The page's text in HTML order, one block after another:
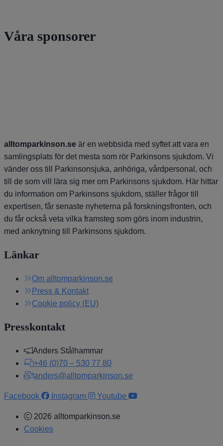
Våra sponsorer
alltomparkinson.se är en webbsida med syftet att vara en
samlingsplats för det mesta som rör Parkinsons sjukdom. Vi
vänder oss till Parkinsonsjuka, anhöriga, vårdpersonal, och
till de som vill lära sig mer om Parkinsons sjukdom. Här hittar
du information om Parkinsons sjukdom, ställer frågor till
expertisen, får senaste nyheterna på forskningsfronten, och
du får också veta vilka framsteg som görs inom industrin,
med anknytning till Parkinsons sjukdom.
Länkar
Om alltomparkinson.se
Press & Kontakt
Cookie policy (EU)
Presskontakt
Anders Stålhammar
+46 (0)70 – 530 77 80
anders@alltomparkinson.se
Facebook Instagram Youtube
2026 alltomparkinson.se
Cookies